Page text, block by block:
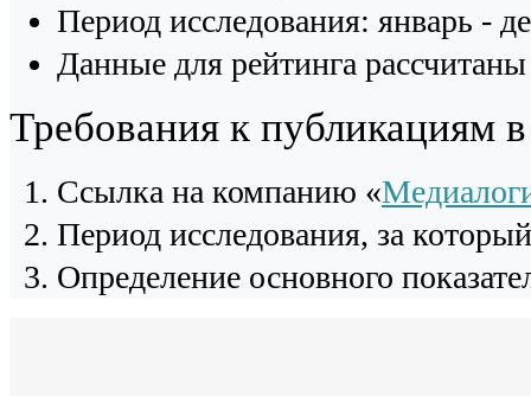
Период исследования: январь -
Данные для рейтинга
Требования к публикациям
Cсылка на компанию «
Период исследования, за
Определение основного